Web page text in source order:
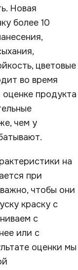
Новая
более 10
цветовые
во время
продукта
чем у
на
при
чтобы они
краску с
с
или с
оценки мы